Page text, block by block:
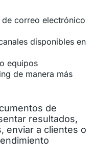
correo electrónico
disponibles en
equipos
de manera más
de
resultados,
enviar a clientes o